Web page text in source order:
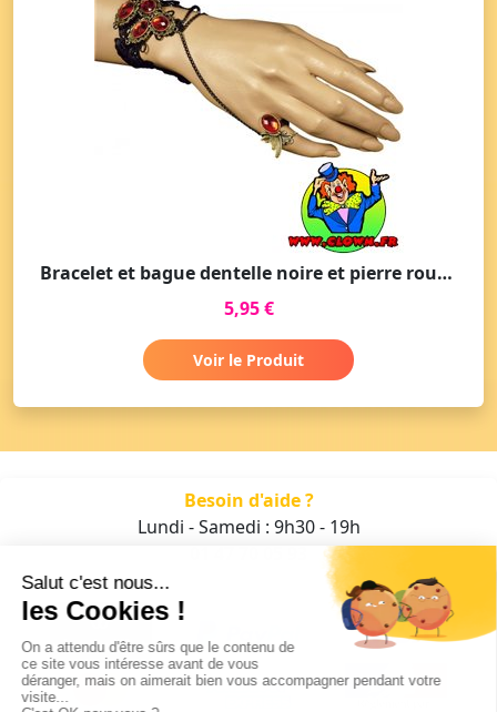
Bracelet et bague dentelle noire et pierre rouge
5,95 €
Voir le Produit
Besoin d'aide ?
Lundi - Samedi : 9h30 - 19h